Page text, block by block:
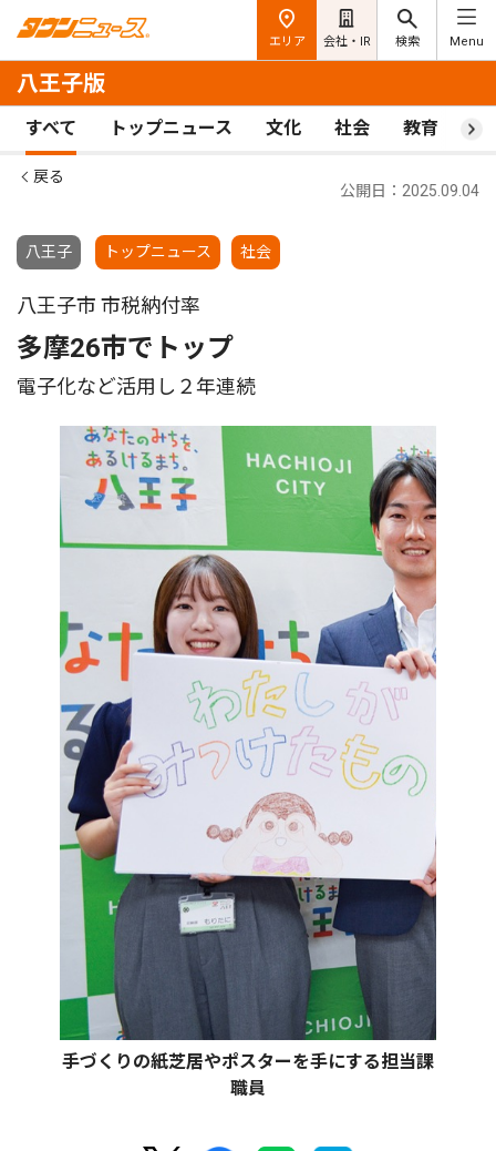
エリア 会社・IR 検索 Menu
八王子版
すべて トップニュース 文化 社会 教育 ス
戻る
八王子 トップニュース 社会
公開日：2025.09.04
八王子市 市税納付率
多摩26市でトップ
電子化など活用し２年連続
手づくりの紙芝居やポスターを手にする担当課
職員